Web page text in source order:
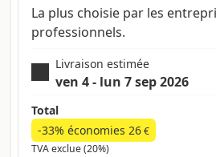
La plus choisie par les
professionnels.
Livraison estimée
ven 4 - lun 7 sep 2026
Total
-33% économies 26€
TVA exclue (20%)